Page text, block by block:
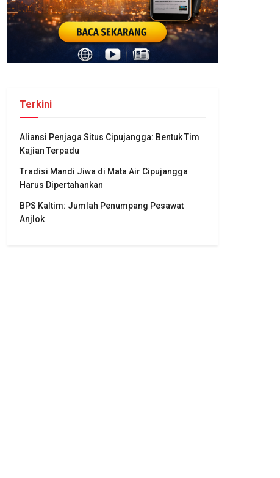
Terkini
Aliansi Penjaga Situs Cipujangga: Bentuk Tim
Kajian Terpadu
Tradisi Mandi Jiwa di Mata Air Cipujangga
Harus Dipertahankan
BPS Kaltim: Jumlah Penumpang Pesawat
Anjlok